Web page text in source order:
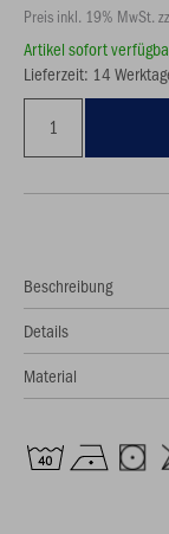
Preis inkl. 19% MwSt.
Artikel sofort
Lieferzeit: 14
Beschreibung
Details
Material